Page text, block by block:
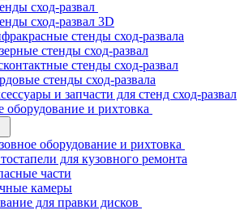
сход-развал
сход-развал 3D
стенды сход-развала
стенды сход-развал
стенды сход-развал
стенды сход-развала
и запчасти для стенд сход-развал
оборудование и рихтовка
оборудование и рихтовка
для кузовного ремонта
части
камеры
для правки дисков